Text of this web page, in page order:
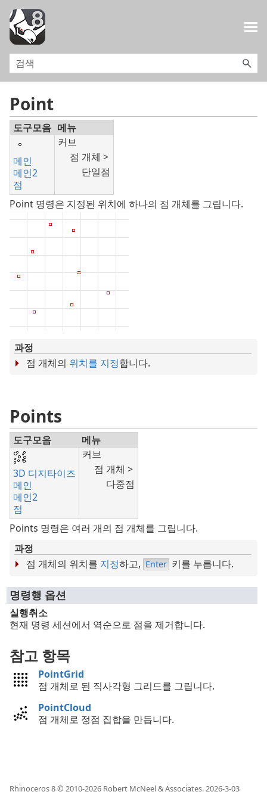
Point
도구모음 메뉴
메인
메인2
점
커브
점 개체 >
단일점
Point 명령은 지정된 위치에 하나의 점 개체를 그립니다.
과정
점 개체의 위치를 지정합니다.
Points
도구모음 메뉴
3D 디지타이즈
메인
메인2
점
커브
점 개체 >
다중점
Points 명령은 여러 개의 점 개체를 그립니다.
과정
점 개체의 위치를 지정하고, Enter 키를 누릅니다.
명령행 옵션
실행취소
현재 명령 세션에서 역순으로 점을 제거합니다.
참고 항목
PointGrid
점 개체로 된 직사각형 그리드를 그립니다.
PointCloud
점 개체로 정점 집합을 만듭니다.
Rhinoceros 8 © 2010-2026 Robert McNeel & Associates.2026-3-03